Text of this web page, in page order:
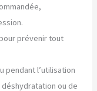
prévenir tout
pendant l’utilisation
ou de